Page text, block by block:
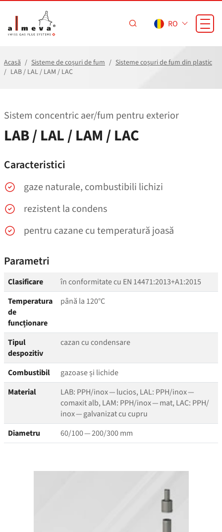
RO
Acasă Sisteme de coșuri de fum
Sisteme coșuri de fum din plastic
LAB / LAL / LAM / LAC
Sistem concentric aer/​fum pentru exterior
LAB / LAL / LAM / LAC
Caracteristici
gaze naturale, combustibili lichizi
rezistent la condens
pentru cazane cu temperatură joasă
Parametri
Clasificare
în conformitate cu EN 14471:2013+A1:2015
Temperatura
de
funcționare
până la 120°C
Tipul
despozitiv
cazan cu condensare
Combustibil
gazoase și lichide
Material
LAB: PPH/​inox — lucios, LAL: PPH/​inox —
comaxit alb, LAM: PPH/​inox — mat, LAC: PPH/​
inox — galvanizat cu cupru
Diametru
60/100 — 200/300 mm